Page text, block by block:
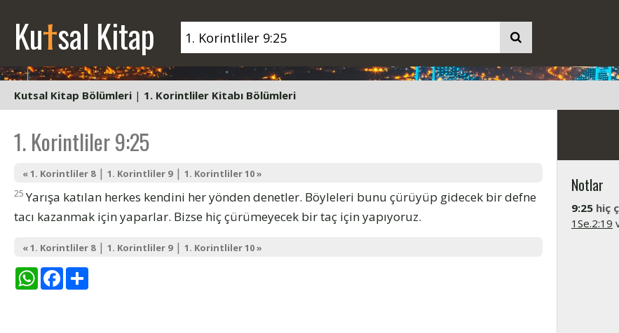
Kutsal Kitap
Kutsal Kitap Bölümleri | 1. Korintliler Kitabı Bölümleri
1. Korintliler 9:25
« 1. Korintliler 8| 1. Korintliler 9| 1. Korintliler 10 »
25 Yarışa katılan herkes kendini her yönden denetler. Böyleleri bunu çürüyüp gidecek bir defne
tacı kazanmak için yaparlar. Bizse hiç çürümeyecek bir taç için yapıyoruz.
« 1. Korintliler 8| 1. Korintliler 9| 1. Korintliler 10 »
WhatsAppFacebook
Notlar
9:25 hiç
1Se.2:19